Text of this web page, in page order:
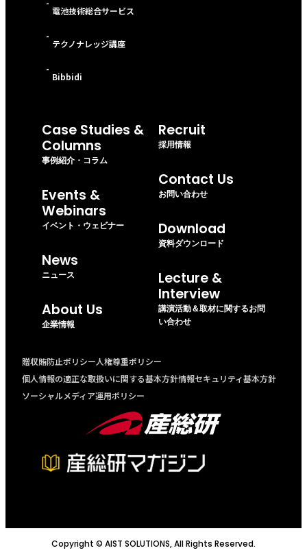
-
電池技術総合サービス
-
テクノナレッジ講座
-
Bibbidi
Case Studies &
Columns
事例紹介・コラム
Events &
Webinars
イベント・ウェビナー
News
ニュース
About Us
企業情報
Recruit
採用情報
Contact Us
お問い合わせ
Download
資料ダウンロード
Lecture &
Interview
講演活動＆取材に関するお問
い合わせ
贈収賄防止ポリシー人権尊重ポリシー
個人情報の適正な取扱いに関する基本方針情報セキュリティ基本方針
ソーシャルメディア運用ポリシー
Copyright © AIST SOLUTIONS, All Rights Reserved.